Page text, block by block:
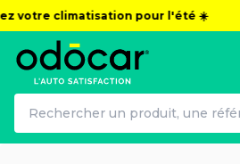
votre climatisation pour l'été ☀️